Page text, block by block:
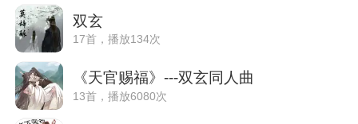
双玄
17首，播放134次
《天官赐福》---双玄同人曲
13首，播放6080次